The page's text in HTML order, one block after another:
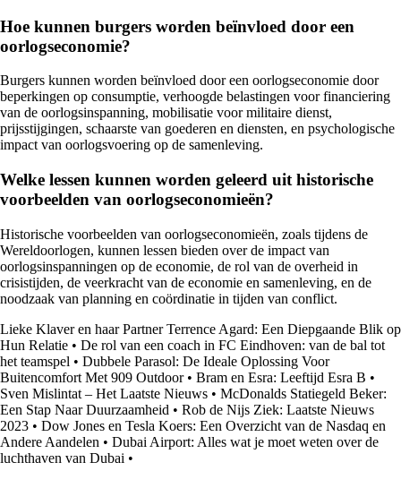
Hoe kunnen burgers worden beïnvloed door een
oorlogseconomie?
Burgers kunnen worden beïnvloed door een oorlogseconomie door
beperkingen op consumptie, verhoogde belastingen voor financiering
van de oorlogsinspanning, mobilisatie voor militaire dienst,
prijsstijgingen, schaarste van goederen en diensten, en psychologische
impact van oorlogsvoering op de samenleving.
Welke lessen kunnen worden geleerd uit historische
voorbeelden van oorlogseconomieën?
Historische voorbeelden van oorlogseconomieën, zoals tijdens de
Wereldoorlogen, kunnen lessen bieden over de impact van
oorlogsinspanningen op de economie, de rol van de overheid in
crisistijden, de veerkracht van de economie en samenleving, en de
noodzaak van planning en coördinatie in tijden van conflict.
Lieke Klaver en haar Partner Terrence Agard: Een Diepgaande Blik op
Hun Relatie • De rol van een coach in FC Eindhoven: van de bal tot
het teamspel • Dubbele Parasol: De Ideale Oplossing Voor
Buitencomfort Met 909 Outdoor• Bram en Esra: Leeftijd Esra B •
Sven Mislintat – Het Laatste Nieuws • McDonalds Statiegeld Beker:
Een Stap Naar Duurzaamheid • Rob de Nijs Ziek: Laatste Nieuws
2023 • Dow Jones en Tesla Koers: Een Overzicht van de Nasdaq en
Andere Aandelen • Dubai Airport: Alles wat je moet weten over de
luchthaven van Dubai •